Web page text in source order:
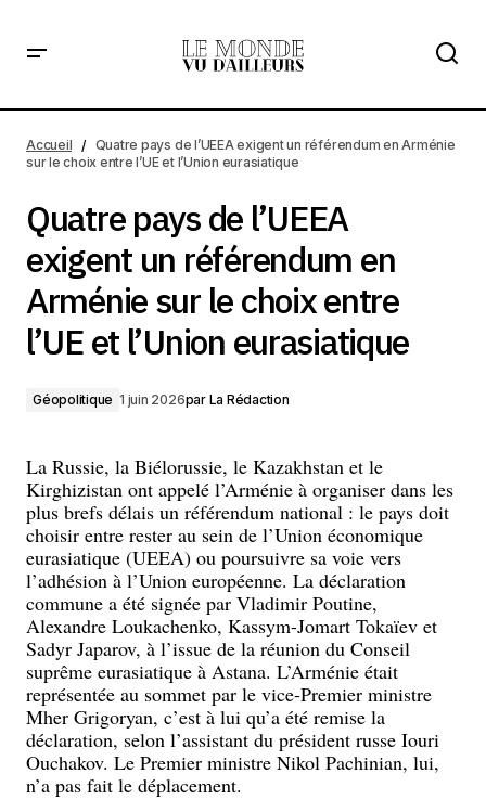
sur le choix entre l’UE et l’Union eurasiatique
Accueil
Quatre pays de l’UEEA exigent un référendum en Arménie
sur le choix entre l’UE et l’Union eurasiatique
Quatre pays de l’UEEA
exigent un référendum en
Arménie sur le choix entre
l’UE et l’Union eurasiatique
Géopolitique 1 juin 2026par La Rédaction
La Russie, la Biélorussie, le Kazakhstan et le
Kirghizistan ont appelé l’Arménie à organiser dans les
plus brefs délais un référendum national : le pays doit
choisir entre rester au sein de l’Union économique
eurasiatique (UEEA) ou poursuivre sa voie vers
l’adhésion à l’Union européenne. La déclaration
commune a été signée par Vladimir Poutine,
Alexandre Loukachenko, Kassym-Jomart Tokaïev et
Sadyr Japarov, à l’issue de la réunion du Conseil
suprême eurasiatique à Astana. L’Arménie était
représentée au sommet par le vice-Premier ministre
Mher Grigoryan, c’est à lui qu’a été remise la
déclaration, selon l’assistant du président russe Iouri
Ouchakov. Le Premier ministre Nikol Pachinian, lui,
n’a pas fait le déplacement.